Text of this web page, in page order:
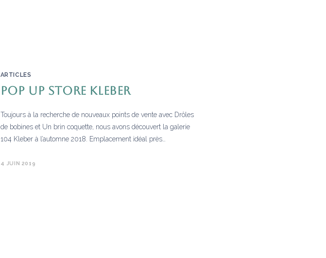
ARTICLES
POP UP STORE KLEBER
Toujours à la recherche de nouveaux points de vente avec Drôles
de bobines et Un brin coquette, nous avons découvert la galerie
104 Kleber à l’automne 2018. Emplacement idéal près…
4 JUIN 2019